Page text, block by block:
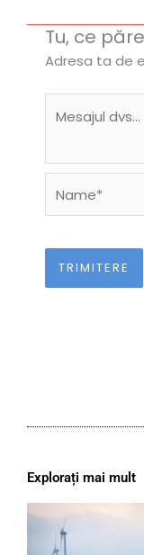
Tu, ce
Adresa ta de
Explorați mai mult